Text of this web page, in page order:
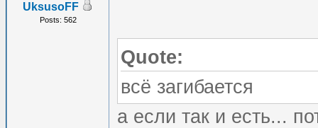
UksusoFF
Posts: 562
Quote:
всё загибается
а если так и есть...